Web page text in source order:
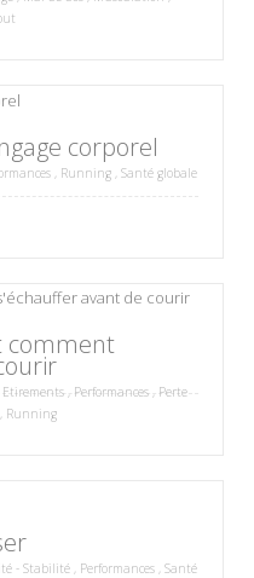
corporel
Running Santé globale
comment
Etirements, Performances, Perte
Running
- Stabilité Performances Santé